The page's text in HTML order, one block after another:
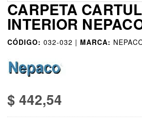
CARPETA
INTERIOR
CÓDIGO: 032-032 | MARCA:
$ 442,54